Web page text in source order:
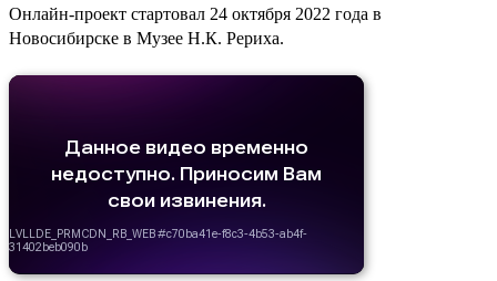
Онлайн-проект стартовал 24 октября 2022 года в
Новосибирске в Музее Н.К. Рериха.